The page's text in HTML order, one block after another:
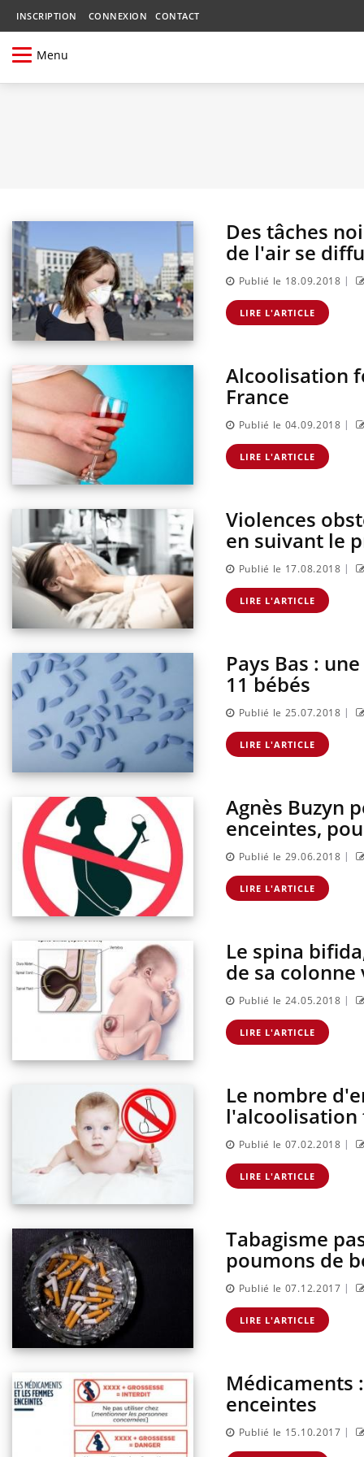
INSCRIPTION CONNEXION CONTACT
Menu
Des tâches
de l'air se
Publié le 18.09.2018 |
LIRE L'ARTICLE
Alcoolisation
France
Publié le 04.09.2018 |
LIRE L'ARTICLE
Violences
en suivant le
Publié le 17.08.2018 |
LIRE L'ARTICLE
Pays Bas :
11 bébés
Publié le 25.07.2018 |
LIRE L'ARTICLE
Agnès Buzyn
enceintes,
Publié le 29.06.2018 |
LIRE L'ARTICLE
Le spina
de sa
Publié le 24.05.2018 |
LIRE L'ARTICLE
Le nombre
l'alcoolisation
Publié le 07.02.2018 |
LIRE L'ARTICLE
Tabagisme
poumons de
Publié le 07.12.2017 |
LIRE L'ARTICLE
Médicaments
enceintes
Publié le 15.10.2017 |
: un
sur son
: ce jus
l'attention
les
?
Toujours connectés :
comment le travail
empiète de plus en plus
sur nos soirées
Cancer colorectal : une
stratégie simple aurait
changé la donne au Pays
basque
Chikungunya, dengue,
West Nile : que se passe-t-
il dans le sud de la France ?